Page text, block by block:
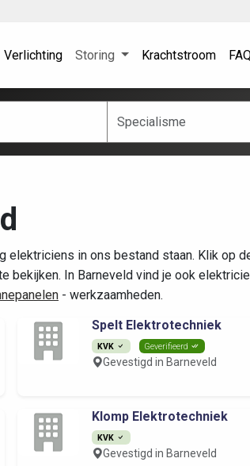
Verlichting Storing Krachtstroom
elektriciens in ons bestand staan. Klik op
bekijken. In Barneveld vind je ook
- werkzaamheden.
Spelt Elektrotechniek
KVK Geverifieerd
Gevestigd in Barneveld
Klomp Elektrotechniek
KVK
Gevestigd in Barneveld